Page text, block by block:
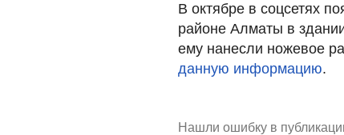
В октябре в соцсетях
районе Алматы в
ему нанесли ножевое
данную информацию.
Нашли ошибку в